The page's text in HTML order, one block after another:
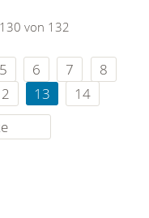
von 132
5 6 7
8
13
14